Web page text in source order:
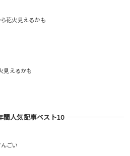
花火見えるかも
見えるかも
間人気記事ベスト10
ごい